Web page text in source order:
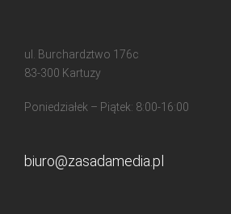
ul. Burchardztwo 176c
83-300 Kartuzy
Poniedziałek – Piątek: 8:00-16:00
biuro@zasadamedia.pl